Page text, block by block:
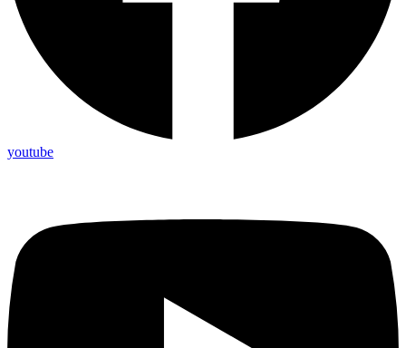
youtube